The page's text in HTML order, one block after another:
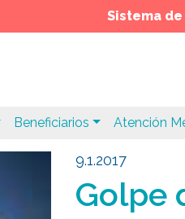
Sistema
Beneficiarios Atención
9.1.2017
Golpe